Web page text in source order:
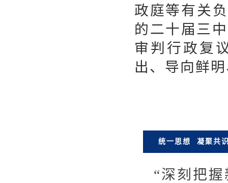
政庭等有关
的二十届三
审判行政复
出、导向鲜
统一思想 凝聚共
“深刻把